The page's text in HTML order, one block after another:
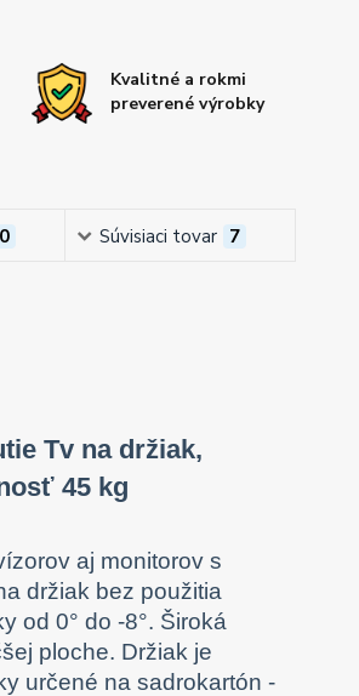
Kvalitné a rokmi
preverené výrobky
0 Súvisiaci tovar 7
Tv na držiak,
45 kg
aj monitorov s
držiak bez použitia
od 0° do -8°. Široká
ploche. Držiak je
určené na sadrokartón -